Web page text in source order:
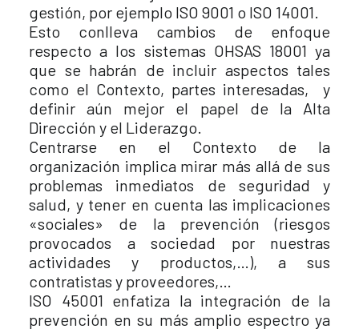
gestión, por ejemplo ISO 9001 o ISO 14001.
Esto conlleva cambios de enfoque
respecto a los sistemas OHSAS 18001 ya
que se habrán de incluir aspectos tales
como el Contexto, partes interesadas, y
definir aún mejor el papel de la Alta
Dirección y el Liderazgo.
Centrarse en el Contexto de la
organización implica mirar más allá de sus
problemas inmediatos de seguridad y
salud, y tener en cuenta las implicaciones
«sociales» de la prevención (riesgos
provocados a sociedad por nuestras
actividades y productos,…), a sus
contratistas y proveedores,…
ISO 45001 enfatiza la integración de la
prevención en su más amplio espectro ya